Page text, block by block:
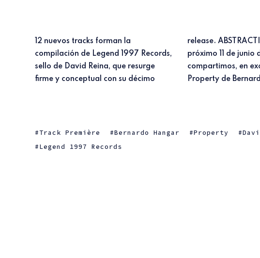
12 nuevos tracks forman la
compilación de Legend 1997 Records,
sello de David Reina, que resurge
firme y conceptual con su décimo
release. ABSTRACTIO llegará el
próximo 11 de junio de 2021 y
compartimos, en exclusiva, el track
Property de
Track Première Bernardo Hangar Property
Legend 1997 Records